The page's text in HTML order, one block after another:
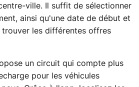
ville. Il suffit de sélectionner
ainsi qu'une date de début et
les différentes offres
un circuit qui compte plus
pour les véhicules